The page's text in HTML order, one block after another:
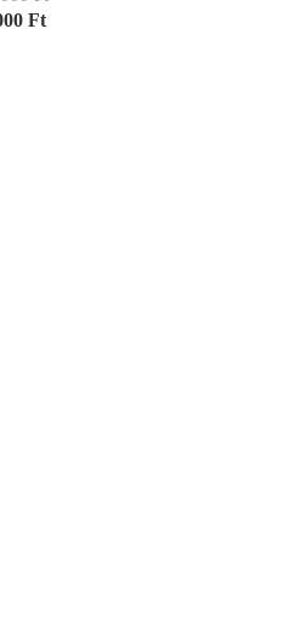
Ft